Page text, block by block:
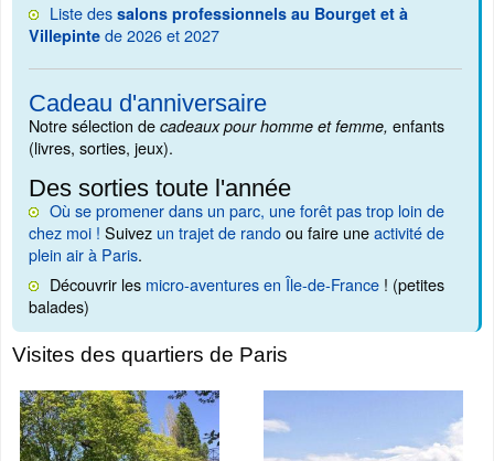
Liste des salons professionnels au Bourget et à
Villepinte de 2026 et 2027
Cadeau d'anniversaire
Notre sélection de cadeaux pour homme et femme, enfants
(livres, sorties, jeux).
Des sorties toute l'année
Où se promener dans un parc, une forêt pas trop loin de
chez moi ! Suivez un trajet de randoou faire uneactivité de
plein air à Paris.
Découvrir les micro-aventures en Île-de-France ! (petites
balades)
Visites des quartiers de Paris